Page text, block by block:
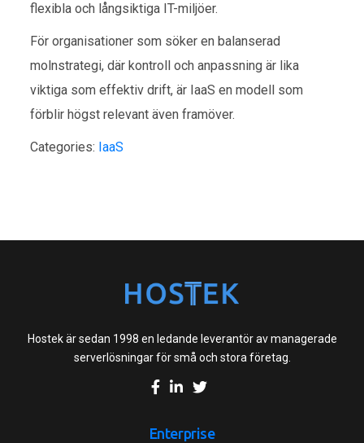
flexibla och långsiktiga IT-miljöer.
För organisationer som söker en balanserad
molnstrategi, där kontroll och anpassning är lika
viktiga som effektiv drift, är IaaS en modell som
förblir högst relevant även framöver.
Categories: IaaS
Hostek är sedan 1998 en ledande leverantör av managerade
serverlösningar för små och stora företag.
Enterprise